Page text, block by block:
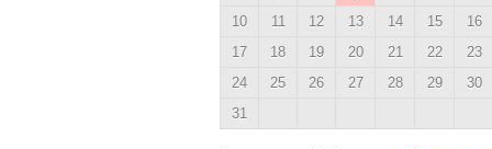
10
11 12 13 14 15
16
17
18 19 20 21 22
23
24
25 26 27 28 29
30
31